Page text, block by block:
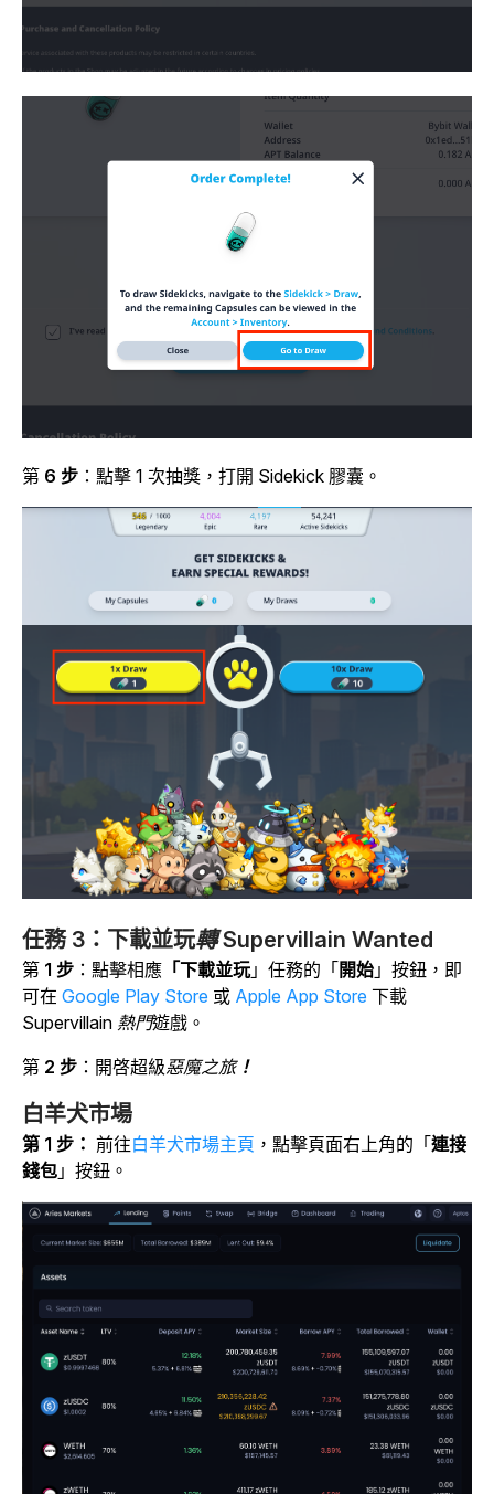
第 6 步 ：點擊 1 次抽獎，打開 Sidekick 膠囊。
任務 3：下載並玩轉 Supervillain Wanted
第 1 步 ：點擊相應 「下載並玩」任務的「 開始 」按鈕，即
可在 Google Play Store 或 Apple App Store 下載
Supervillain 熱門遊戲。
第 2 步 ：開啓超級惡魔之旅！
白羊犬市場
第 1 步： 前往白羊犬市場主頁 ，點擊頁面右上角的「連接
錢包 」按鈕。